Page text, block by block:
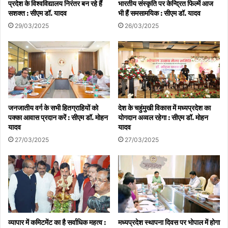
प्रदेश के विश्वविद्यालय निरंतर बन रहे हैं
सशक्त : सीएम डॉ. यादव
29/03/2025
भारतीय संस्कृति पर केन्द्रित फिल्में आज
भी हैं समसामयिक : सीएम डॉ. यादव
26/03/2025
जनजातीय वर्ग के सभी हितग्राहियों को
पक्का आवास प्रदान करें : सीएम डॉ. मोहन
यादव
27/03/2025
देश के चहुंमुखी विकास में मध्यप्रदेश का
योगदान अव्वल रहेगा : सीएम डॉ. मोहन
यादव
27/03/2025
व्यापार में कमिटमेंट का है सर्वाधिक महत्व :
मध्यप्रदेश स्थापना दिवस पर भोपाल में होगा